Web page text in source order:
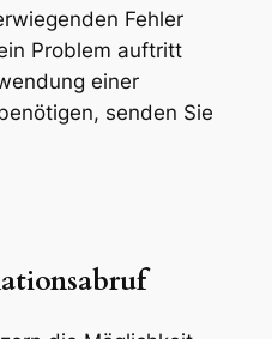
Fehler
Problem auftritt
einer
senden Sie